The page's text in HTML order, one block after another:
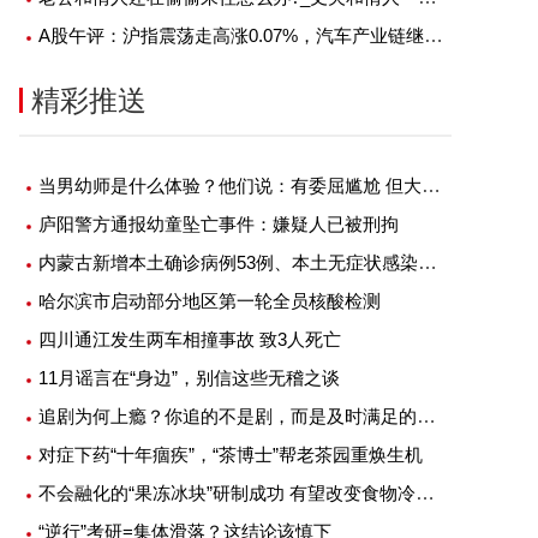
A股午评：沪指震荡走高涨0.07%，汽车产业链继续大涨-每日焦点
精彩推送
当男幼师是什么体验？他们说：有委屈尴尬 但大部分是幸福
庐阳警方通报幼童坠亡事件：嫌疑人已被刑拘
内蒙古新增本土确诊病例53例、本土无症状感染者1例
哈尔滨市启动部分地区第一轮全员核酸检测
四川通江发生两车相撞事故 致3人死亡
11月谣言在“身边”，别信这些无稽之谈
追剧为何上瘾？你追的不是剧，而是及时满足的快感
对症下药“十年痼疾”，“茶博士”帮老茶园重焕生机
不会融化的“果冻冰块”研制成功 有望改变食物冷藏方式
“逆行”考研=集体滑落？这结论该慎下